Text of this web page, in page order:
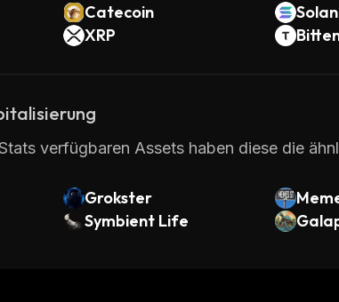
Catecoin
XRP
verfügbaren Assets haben diese die
Grokster
Symbient Life